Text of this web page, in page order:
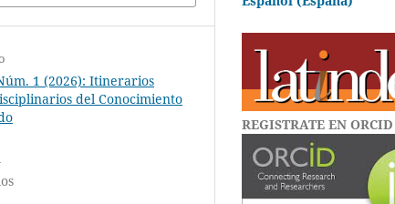
1 (2026): Itinerarios
del Conocimiento
REGISTRATE EN ORCID